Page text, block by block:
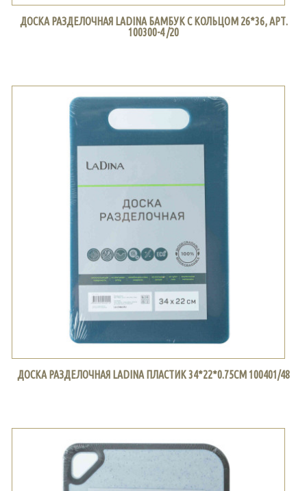
ДОСКА РАЗДЕЛОЧНАЯ LADINA БАМБУК С КОЛЬЦОМ 26*36, АРТ.
100300-4 /20
ДОСКА РАЗДЕЛОЧНАЯ LADINA ПЛАСТИК 34*22*0.75СМ 100401/48